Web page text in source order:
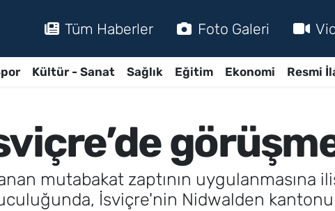
Tüm Haberler Foto Galeri
Kültür - Sanat Sağlık Eğitim Ekonomi Resmi
mutabakat zaptının uygulanmasına
İsviçre'nin Nidwalden